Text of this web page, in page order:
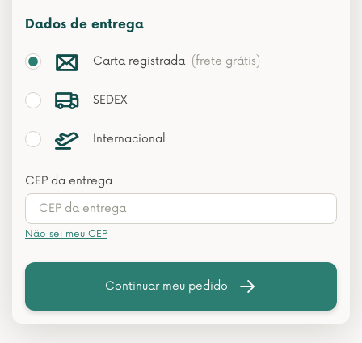
Dados de entrega
Carta registrada (frete grátis)
SEDEX
Internacional
CEP da entrega
Não sei meu CEP
Continuar meu pedido